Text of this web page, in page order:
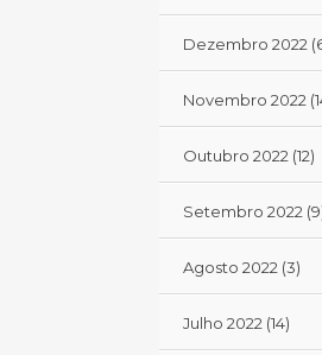
Dezembro 2022
Novembro 2022
Outubro 2022 (12)
Setembro 2022
Agosto 2022 (3)
Julho 2022 (14)